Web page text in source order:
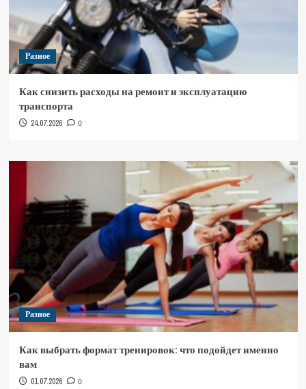
Разное
Как снизить расходы на ремонт и эксплуатацию
транспорта
24.07.2026 0
Разное
Как выбрать формат тренировок: что подойдет именно
вам
01.07.2026 0